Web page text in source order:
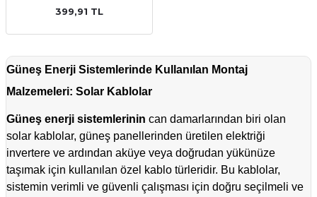
399,91 TL
Güneş Enerji Sistemlerinde Kullanılan Montaj
Malzemeleri: Solar Kablolar
Güneş enerji sistemlerinin can damarlarından biri olan
solar kablolar, güneş panellerinden üretilen elektriği
invertere ve ardından aküye veya doğrudan yükünüze
taşımak için kullanılan özel kablo türleridir. Bu kablolar,
sistemin verimli ve güvenli çalışması için doğru seçilmeli ve